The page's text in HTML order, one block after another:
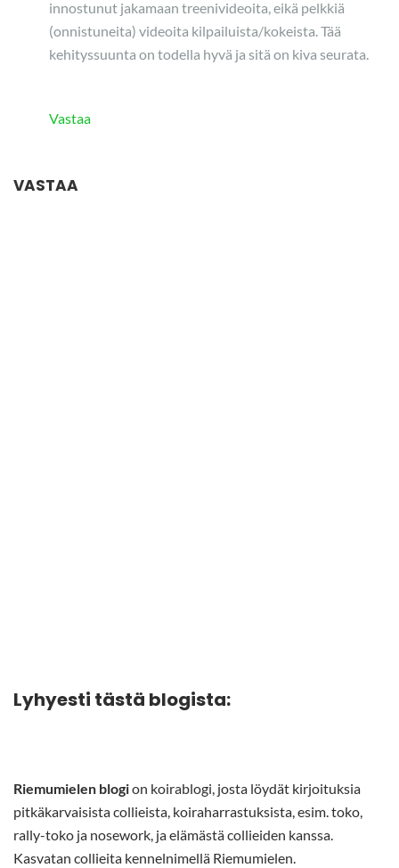
innostunut jakamaan treenivideoita, eikä pelkkiä
(onnistuneita) videoita kilpailuista/kokeista. Tää
kehityssuunta on todella hyvä ja sitä on kiva seurata.
Vastaa
VASTAA
Lyhyesti tästä blogista:
Riemumielen blogion koirablogi, josta löydät kirjoituksia
pitkäkarvaisista collieista, koiraharrastuksista, esim. toko,
rally-toko ja nosework, ja elämästä collieiden kanssa.
Kasvatan collieita kennelnimellä Riemumielen.